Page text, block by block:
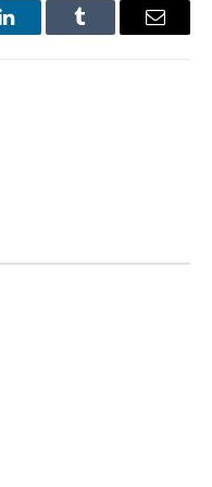
LinkedInTumblr Email